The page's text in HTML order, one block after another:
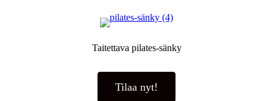
Taitettava pilates-sänky
Tilaa nyt!